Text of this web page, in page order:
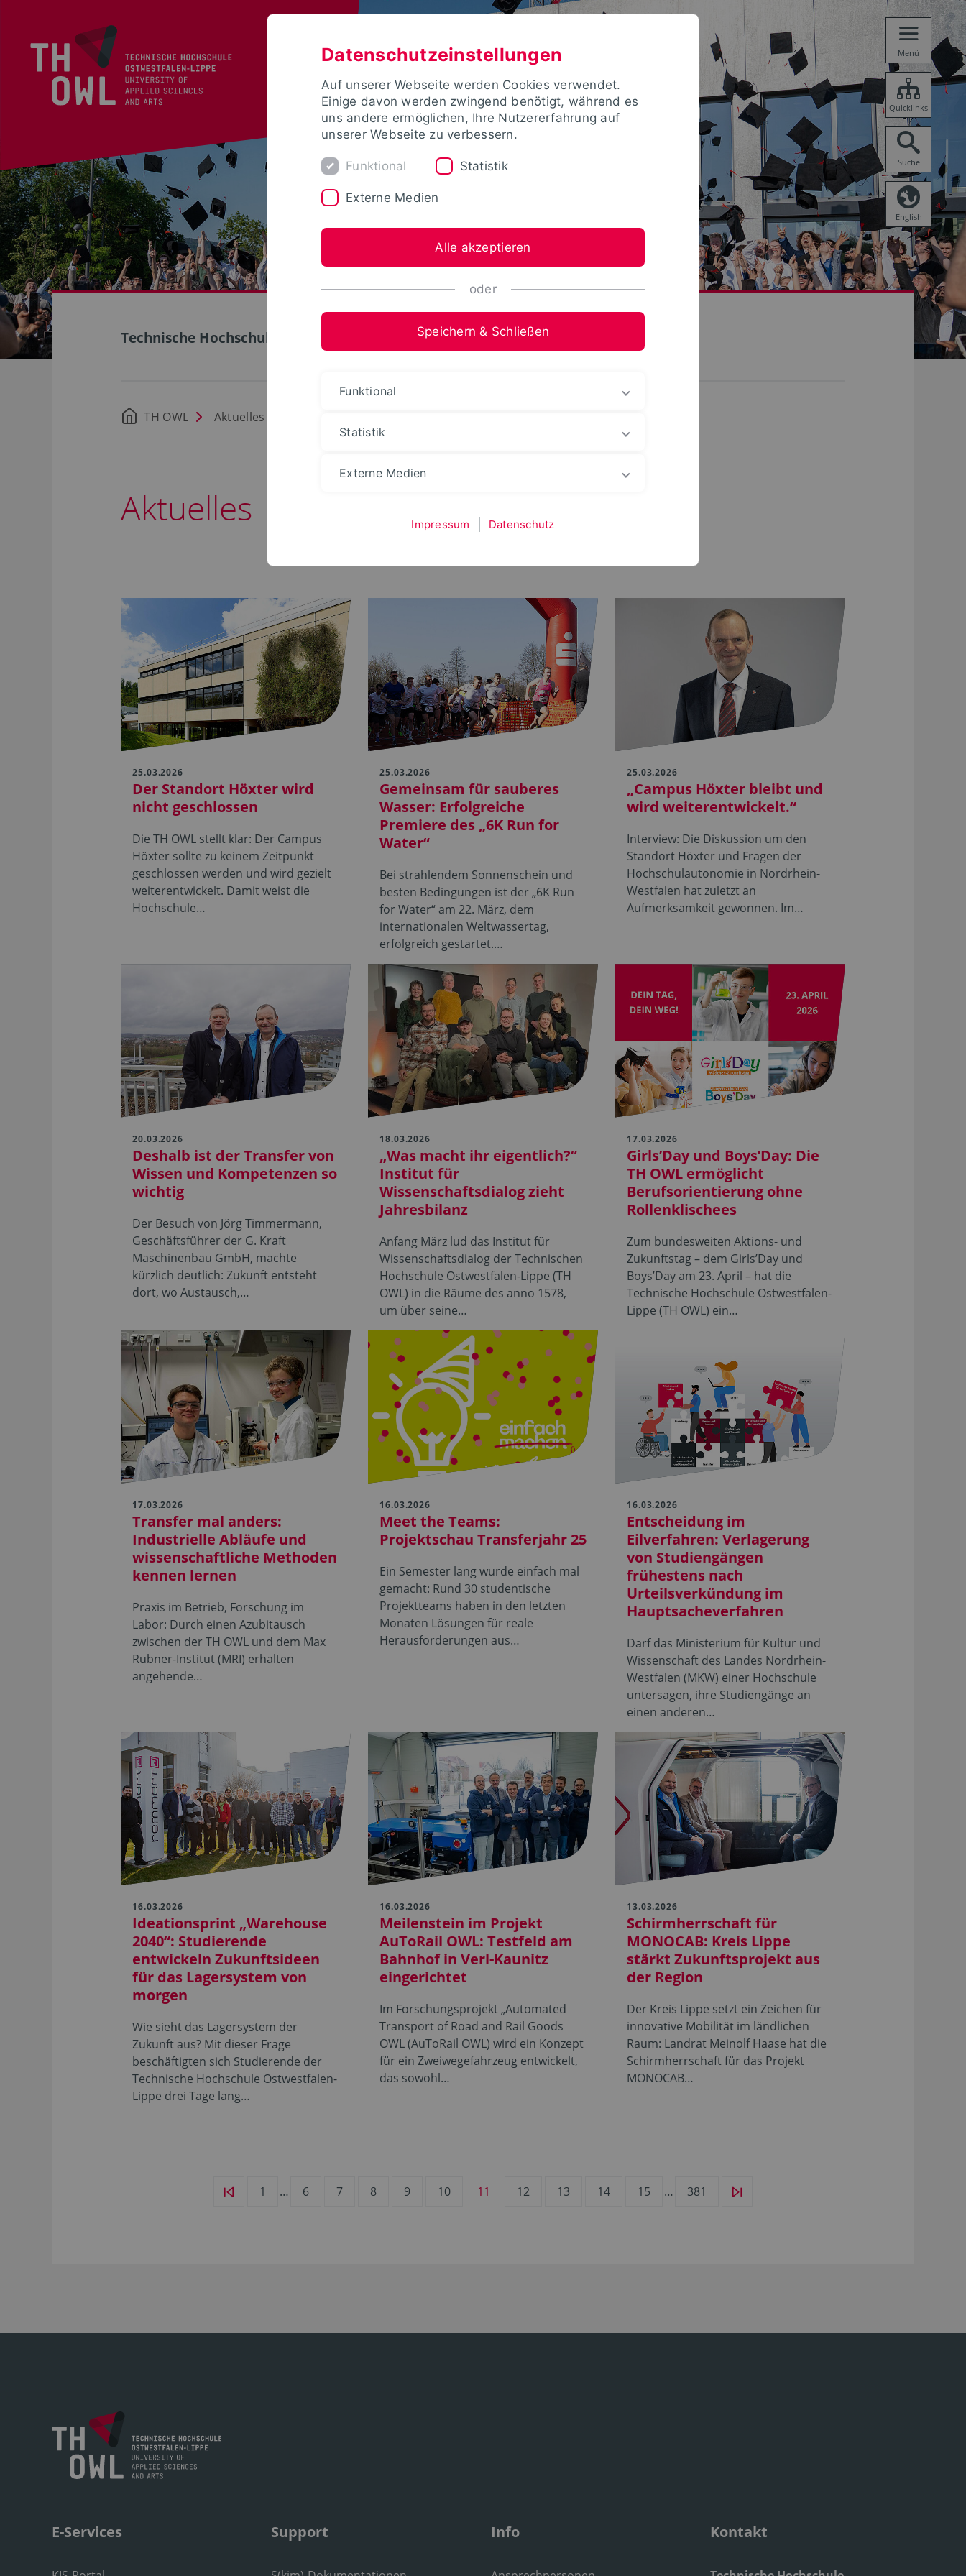
Menü
Quicklinks
Suche
English
Technische Hochschule Ostwestfalen-Lippe
TH OWL Aktuelles
Aktuelles
25.03.2026
Der Standort Höxter wird
nicht geschlossen
Die TH OWL stellt klar: Der Campus
Höxter sollte zu keinem Zeitpunkt
geschlossen werden und wird gezielt
weiterentwickelt. Damit weist die
Hochschule…
25.03.2026
Gemeinsam für sauberes
Wasser: Erfolgreiche
Premiere des „6K Run for
Water“
Bei strahlendem Sonnenschein und
besten Bedingungen ist der „6K Run
for Water“ am 22. März, dem
internationalen Weltwassertag,
erfolgreich gestartet.…
25.03.2026
„Campus Höxter bleibt und
wird weiterentwickelt.“
Interview: Die Diskussion um den
Standort Höxter und Fragen der
Hochschulautonomie in Nordrhein-
Westfalen hat zuletzt an
Aufmerksamkeit gewonnen. Im…
20.03.2026
Deshalb ist der Transfer von
Wissen und Kompetenzen so
wichtig
Der Besuch von Jörg Timmermann,
Geschäftsführer der G. Kraft
Maschinenbau GmbH, machte
kürzlich deutlich: Zukunft entsteht
dort, wo Austausch,…
18.03.2026
„Was macht ihr eigentlich?“
Institut für
Wissenschaftsdialog zieht
Jahresbilanz
Anfang März lud das Institut für
Wissenschaftsdialog der Technischen
Hochschule Ostwestfalen-Lippe (TH
OWL) in die Räume des anno 1578,
um über seine…
17.03.2026
Girls’Day und Boys’Day: Die
TH OWL ermöglicht
Berufsorientierung ohne
Rollenklischees
Zum bundesweiten Aktions- und
Zukunftstag – dem Girls’Day und
Boys’Day am 23. April – hat die
Technische Hochschule Ostwestfalen-
Lippe (TH OWL) ein…
17.03.2026
Transfer mal anders:
Industrielle Abläufe und
wissenschaftliche Methoden
kennen lernen
Praxis im Betrieb, Forschung im
Labor: Durch einen Azubitausch
zwischen der TH OWL und dem Max
Rubner-Institut (MRI) erhalten
angehende…
16.03.2026
Meet the Teams:
Projektschau Transferjahr 25
Ein Semester lang wurde einfach mal
gemacht: Rund 30 studentische
Projektteams haben in den letzten
Monaten Lösungen für reale
Herausforderungen aus…
16.03.2026
Entscheidung im
Eilverfahren: Verlagerung
von Studiengängen
frühestens nach
Urteilsverkündung im
Hauptsacheverfahren
Darf das Ministerium für Kultur und
Wissenschaft des Landes Nordrhein-
Westfalen (MKW) einer Hochschule
untersagen, ihre Studiengänge an
einen anderen…
16.03.2026
Ideationsprint „Warehouse
2040“: Studierende
entwickeln Zukunftsideen
für das Lagersystem von
morgen
Wie sieht das Lagersystem der
Zukunft aus? Mit dieser Frage
beschäftigten sich Studierende der
Technische Hochschule Ostwestfalen-
Lippe drei Tage lang…
16.03.2026
Meilenstein im Projekt
AuToRail OWL: Testfeld am
Bahnhof in Verl-Kaunitz
eingerichtet
Im Forschungsprojekt „Automated
Transport of Road and Rail Goods
OWL (AuToRail OWL) wird ein Konzept
für ein Zweiwegefahrzeug entwickelt,
das sowohl…
13.03.2026
Schirmherrschaft für
MONOCAB: Kreis Lippe
stärkt Zukunftsprojekt aus
der Region
Der Kreis Lippe setzt ein Zeichen für
innovative Mobilität im ländlichen
Raum: Landrat Meinolf Haase hat die
Schirmherrschaft für das Projekt
MONOCAB…
1 … 6 7 8 9 10 11 12 13 14 15 … 381
E-Services Support Info Kontakt
Datenschutzeinstellungen
Auf unserer Webseite werden Cookies verwendet.
Einige davon werden zwingend benötigt, während es
uns andere ermöglichen, Ihre Nutzererfahrung auf
unserer Webseite zu verbessern.
Funktional Statistik
Externe Medien
Alle akzeptieren
oder
Speichern & Schließen
Funktional
Statistik
Externe Medien
Impressum Datenschutz